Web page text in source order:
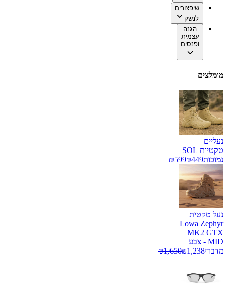
שיפצורים
לנשק
הגנה
עצמית
ופנסים
מומלצים
נעליים
טקטיות SOL
נמוכות
₪449
₪599
נעל טקטית
Lowa Zephyr
MK2 GTX
MID - צבע
מדברי
₪1,238
₪1,650